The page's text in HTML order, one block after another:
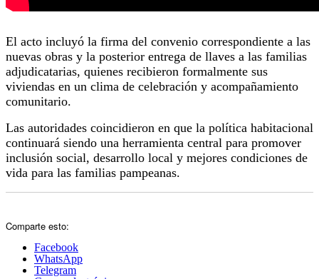
El acto incluyó la firma del convenio correspondiente a las
nuevas obras y la posterior entrega de llaves a las familias
adjudicatarias, quienes recibieron formalmente sus
viviendas en un clima de celebración y acompañamiento
comunitario.
Las autoridades coincidieron en que la política habitacional
continuará siendo una herramienta central para promover
inclusión social, desarrollo local y mejores condiciones de
vida para las familias pampeanas.
Comparte esto:
Facebook
WhatsApp
Telegram